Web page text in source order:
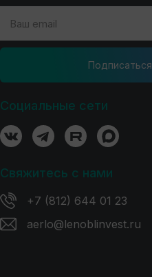
Подпиcаться
Социальные сети
Свяжитесь с нами
+7 (812) 644 01 23
aerlo@lenoblinvest.ru